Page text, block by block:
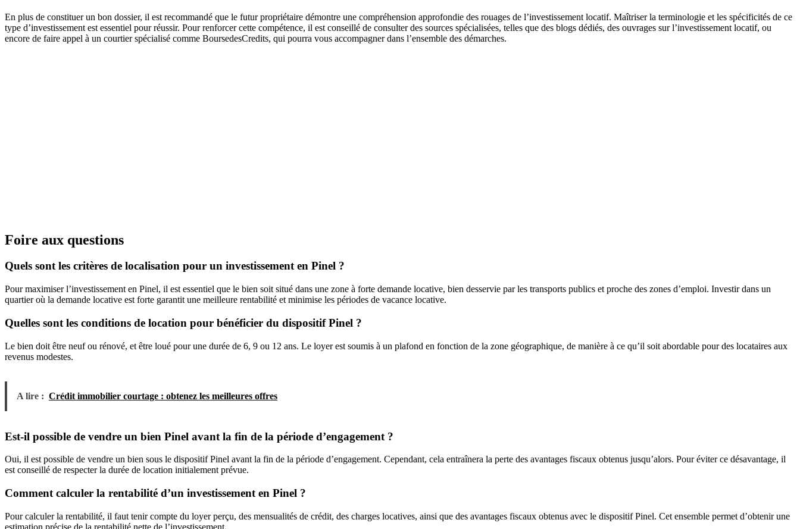
En plus de constituer un bon dossier, il est recommandé que le futur propriétaire démontre une compréhension approfondie des rouages de l’investissement locatif. Maîtriser la terminologie et les spécificités de ce
type d’investissement est essentiel pour réussir. Pour renforcer cette compétence, il est conseillé de consulter des sources spécialisées, telles que des blogs dédiés, des ouvrages sur l’investissement locatif, ou
encore de faire appel à un courtier spécialisé comme BoursedesCredits, qui pourra vous accompagner dans l’ensemble des démarches.
Foire aux questions
Quels sont les critères de localisation pour un investissement en Pinel ?
Pour maximiser l’investissement en Pinel, il est essentiel que le bien soit situé dans une zone à forte demande locative, bien desservie par les transports publics et proche des zones d’emploi. Investir dans un
quartier où la demande locative est forte garantit une meilleure rentabilité et minimise les périodes de vacance locative.
Quelles sont les conditions de location pour bénéficier du dispositif Pinel ?
Le bien doit être neuf ou rénové, et être loué pour une durée de 6, 9 ou 12 ans. Le loyer est soumis à un plafond en fonction de la zone géographique, de manière à ce qu’il soit abordable pour des locataires aux
revenus modestes.
A lire : Crédit immobilier courtage : obtenez les meilleures offres
Est-il possible de vendre un bien Pinel avant la fin de la période d’engagement ?
Oui, il est possible de vendre un bien sous le dispositif Pinel avant la fin de la période d’engagement. Cependant, cela entraînera la perte des avantages fiscaux obtenus jusqu’alors. Pour éviter ce désavantage, il
est conseillé de respecter la durée de location initialement prévue.
Comment calculer la rentabilité d’un investissement en Pinel ?
Pour calculer la rentabilité, il faut tenir compte du loyer perçu, des mensualités de crédit, des charges locatives, ainsi que des avantages fiscaux obtenus avec le dispositif Pinel. Cet ensemble permet d’obtenir une
estimation précise de la rentabilité nette de l’investissement.